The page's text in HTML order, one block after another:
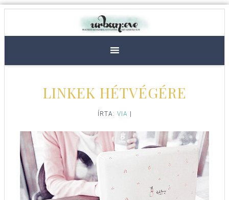
LINKEK HÉTVÉGÉRE
ÍRTA: VIA